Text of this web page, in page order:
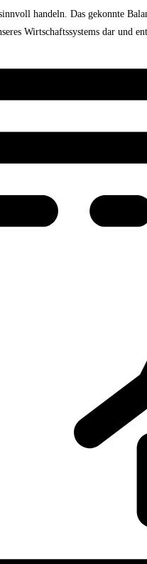
handeln. Das gekonnte
Wirtschaftssystems dar und